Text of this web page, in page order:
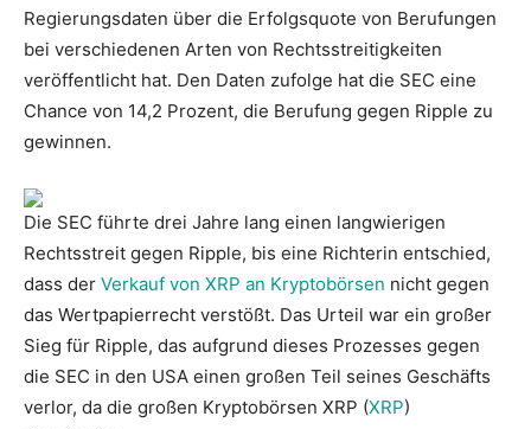
Regierungsdaten über die Erfolgsquote von Berufungen
bei verschiedenen Arten von Rechtsstreitigkeiten
veröffentlicht hat. Den Daten zufolge hat die SEC eine
Chance von 14,2 Prozent, die Berufung gegen Ripple zu
gewinnen.
Die SEC führte drei Jahre lang einen langwierigen
Rechtsstreit gegen Ripple, bis eine Richterin entschied,
dass der Verkauf von XRP an Kryptobörsen nicht gegen
das Wertpapierrecht verstößt. Das Urteil war ein großer
Sieg für Ripple, das aufgrund dieses Prozesses gegen
die SEC in den USA einen großen Teil seines Geschäfts
verlor, da die großen Kryptobörsen XRP (XRP)